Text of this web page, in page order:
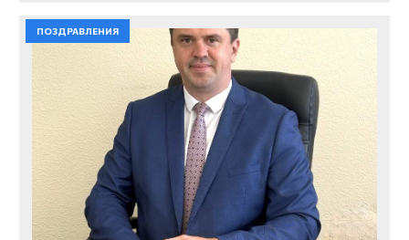
ПОЗДРАВЛЕНИЯ